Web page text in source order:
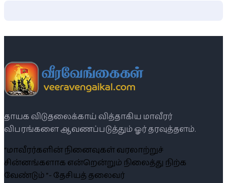
தாயக விடுதலைக்காய் வித்தாகிய மாவீரர்
விபரங்களை ஆவணப்படுத்தும் ஓர் தரவுத்தளம்.
“மாவீரர்களின் நினைவுகள் வரலாற்றுச்
சின்னங்களாக என்றென்றும் நிலைத்து நிற்க
வேண்டும் ”- தேசியத் தலைவர்